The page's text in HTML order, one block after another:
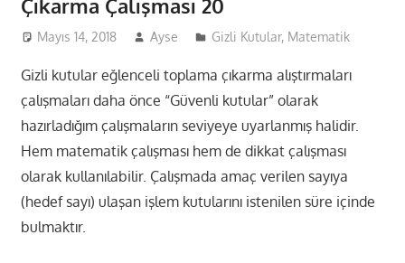
Çıkarma Çalışması 20
Mayıs 14, 2018 Ayse Gizli Kutular, Matematik
Gizli kutular eğlenceli toplama çıkarma alıştırmaları
çalışmaları daha önce “Güvenli kutular” olarak
hazırladığım çalışmaların seviyeye uyarlanmış halidir.
Hem matematik çalışması hem de dikkat çalışması
olarak kullanılabilir. Çalışmada amaç verilen sayıya
(hedef sayı) ulaşan işlem kutularını istenilen süre içinde
bulmaktır.